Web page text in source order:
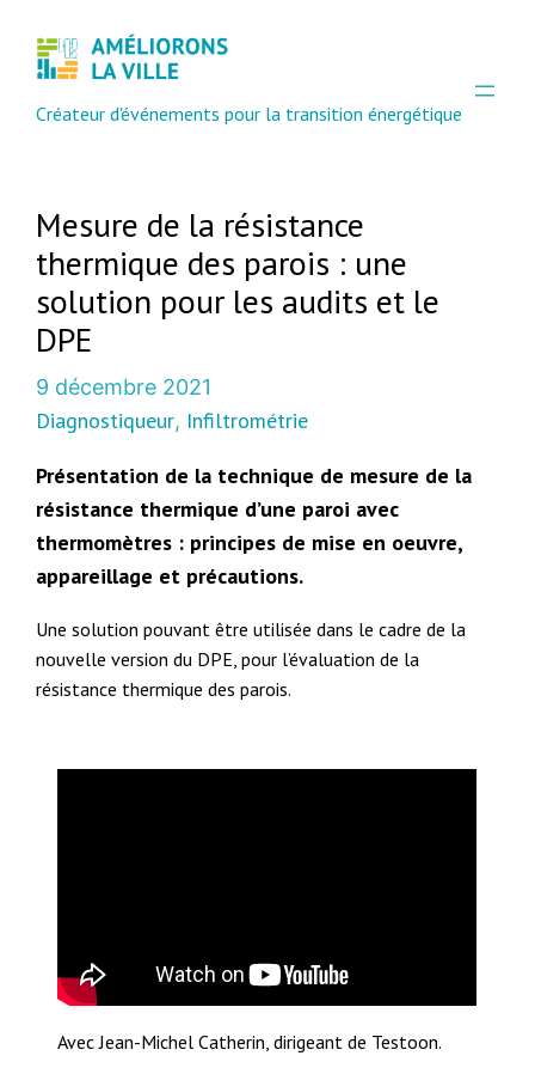
Créateur d'événements pour la transition énergétique
Mesure de la résistance
thermique des parois : une
solution pour les audits et le
DPE
9 décembre 2021
Diagnostiqueur, Infiltrométrie
Présentation de la technique de mesure de la
résistance thermique d’une paroi avec
thermomètres : principes de mise en oeuvre,
appareillage et précautions.
Une solution pouvant être utilisée dans le cadre de la
nouvelle version du DPE, pour l’évaluation de la
résistance thermique des parois.
Avec Jean-Michel Catherin, dirigeant de Testoon.